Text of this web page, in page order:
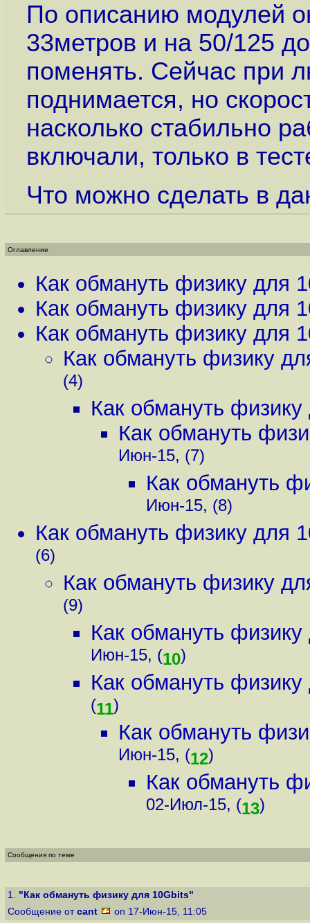
По описанию модулей
33метров и на 50/125
поменять. Сейчас при
поднимается, но
насколько стабильно
включали, только в
Что можно сделать в
Оглавление
Как обмануть физику для
Как обмануть физику для
Как обмануть физику для
Как обмануть физику
(4)
Как обмануть
Как обмануть
Июн-15, (7)
Как обмануть
Июн-15, (8)
Как обмануть физику для
(6)
Как обмануть физику
(9)
Как обмануть
Июн-15, (10)
Как обмануть
(11)
Как обмануть
Июн-15, (12)
Как обмануть
02-Июл-15, (13)
Сообщения по теме
1. "Как обмануть физику для 10Gbits"
Сообщение от cant on 17-Июн-15, 11:05